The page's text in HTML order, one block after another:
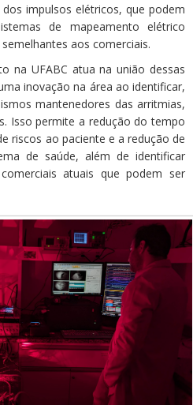
impulsos elétricos, que podem
de mapeamento elétrico
aos comerciais.
na UFABC atua na união dessas
inovação na área ao identificar,
mantenedores das arritmias,
Isso permite a redução do tempo
riscos ao paciente e a redução de
de saúde, além de identificar
atuais que podem ser